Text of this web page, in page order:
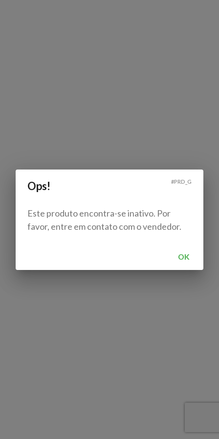
Ops! #PRD_G
Este produto encontra-se inativo. Por
favor, entre em contato com o vendedor.
OK